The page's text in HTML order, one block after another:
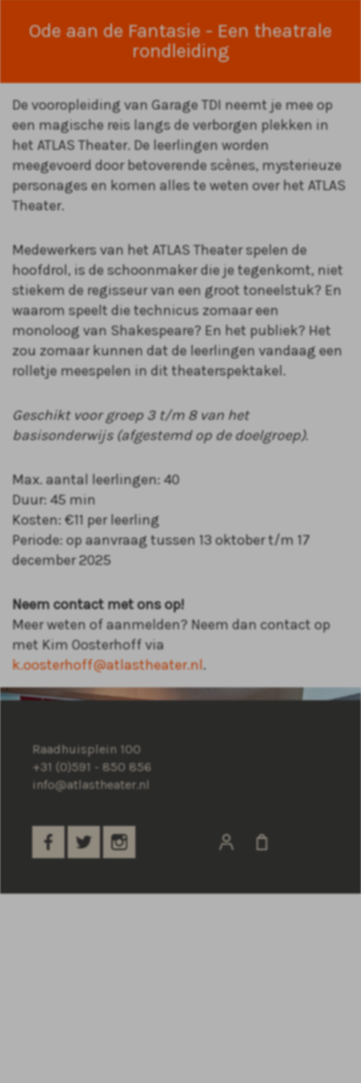
Ode aan de Fantasie - Een theatrale
rondleiding
De vooropleiding van Garage TDI neemt je mee op
een magische reis langs de verborgen plekken in
het ATLAS Theater. De leerlingen worden
meegevoerd door betoverende scènes, mysterieuze
personages en komen alles te weten over het ATLAS
Theater.
Medewerkers van het ATLAS Theater spelen de
hoofdrol, is de schoonmaker die je tegenkomt, niet
stiekem de regisseur van een groot toneelstuk? En
waarom speelt die technicus zomaar een
monoloog van Shakespeare? En het publiek? Het
zou zomaar kunnen dat de leerlingen vandaag een
rolletje meespelen in dit theaterspektakel.
Geschikt voor groep 3 t/m 8 van het
basisonderwijs (afgestemd op de doelgroep).
Max. aantal leerlingen: 40
Duur: 45 min
Kosten: €11 per leerling
Periode: op aanvraag tussen 13 oktober t/m 17
december 2025
Neem contact met ons op!
Meer weten of aanmelden? Neem dan contact op
met Kim Oosterhoff via
k.oosterhoff@atlastheater.nl.
Raadhuisplein 100
+31 (0)591 - 850 856
info@atlastheater.nl